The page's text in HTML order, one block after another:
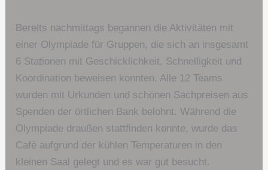
Bereits nachmittags begannen die Aktivitäten mit
einer Olympiade für Gruppen, die sich an insgesamt
6 Stationen mit Geschicklichkeit, Schnelligkeit und
Koordination beweisen konnten. Alle 12 Teams
wurden mit Urkunden und schönen Sachpreisen aus
Spenden der örtlichen Bank belohnt. Während die
Olympiade draußen stattfinden konnte, wurde das
Café aufgrund der kühlen Temperaturen in den
kleinen Saal gelegt und es war gut besucht.